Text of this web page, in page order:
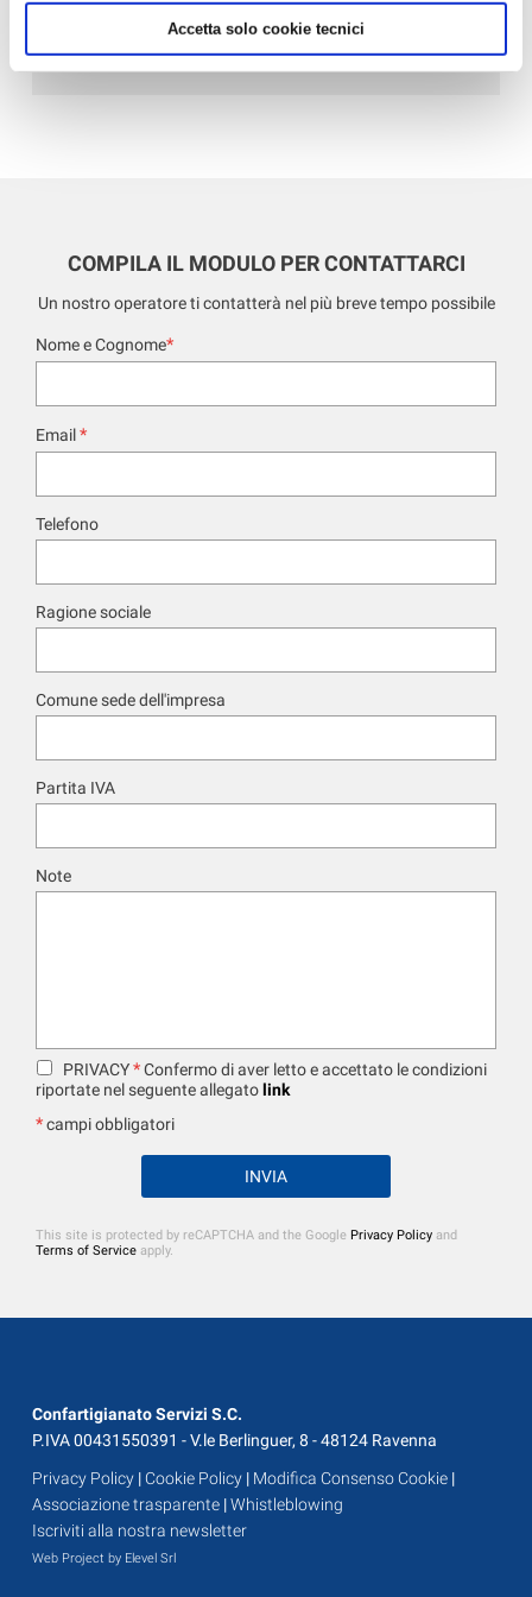
Accetta solo cookie tecnici
- Ufficio sindacale
- Varie
COMPILA IL MODULO PER CONTATTARCI
Un nostro operatore ti contatterà nel più breve tempo possibile
Nome e Cognome*
Email*
Telefono
Ragione sociale
Comune sede dell'impresa
Partita IVA
Note
PRIVACY*Confermo di aver letto e accettato le condizioni
riportate nel seguente allegato link
*campi obbligatori
This site is protected by reCAPTCHA and the Google Privacy Policy and
Terms of Service apply.
Confartigianato Servizi S.C.
P.IVA 00431550391 - V.le Berlinguer, 8 - 48124 Ravenna
Privacy Policy |Cookie Policy | Modifica Consenso Cookie |
Associazione trasparente |Whistleblowing
Iscriviti alla nostra newsletter
Web Project by Elevel Srl